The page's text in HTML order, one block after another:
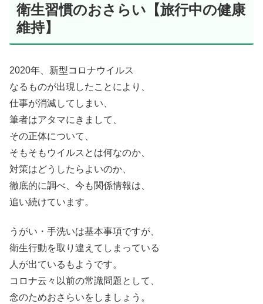
衛生習慣のおさらい【旅行中の健康
維持】
2020年、新型コロナウイルス
なるものが出現したことにより、
仕事が消滅してしまい、
筆者はアタマにきまして、
その正体について、
そもそもウイルスとは何なのか、
対策はどうしたらよいのか、
徹底的に調べ、今も関係情報は、
追い続けています。
うがい・手洗いは基本事項ですが、
衛生行動を取り違えてしまっている
人が出ているもようです。
コロナ云々以前の常識問題として、
念のためおさらいをしましょう。